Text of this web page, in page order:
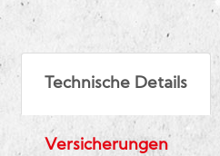
Technische Details
Versicherungen